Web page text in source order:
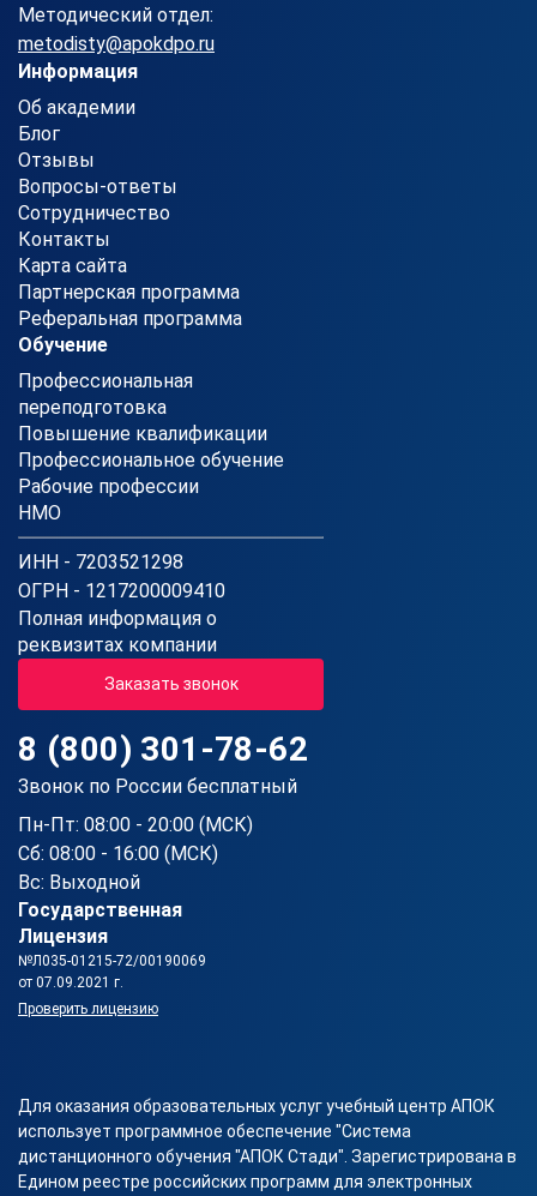
Методический отдел:
metodisty@apokdpo.ru
Информация
Об академии
Блог
Отзывы
Вопросы-ответы
Сотрудничество
Контакты
Карта сайта
Партнерская программа
Реферальная программа
Обучение
Профессиональная
переподготовка
Повышение квалификации
Профессиональное обучение
Рабочие профессии
НМО
ИНН - 7203521298
ОГРН - 1217200009410
Полная информация о
реквизитах компании
Заказать звонок
8 (800) 301-78-62
Звонок по России бесплатный
Пн-Пт: 08:00 - 20:00 (МСК)
Сб: 08:00 - 16:00 (МСК)
Вс: Выходной
Государственная
Лицензия
№Л035-01215-72/00190069
от 07.09.2021 г.
Проверить лицензию
Для оказания образовательных услуг учебный центр АПОК
использует программное обеспечение "Система
дистанционного обучения "АПОК Стади". Зарегистрирована в
Едином реестре российских программ для электронных